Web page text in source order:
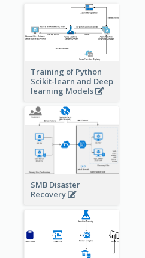
Training of Python
Scikit-learn and Deep
learning Models
SMB Disaster
Recovery